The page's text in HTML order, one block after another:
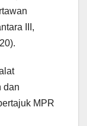
III,
dan
MPR